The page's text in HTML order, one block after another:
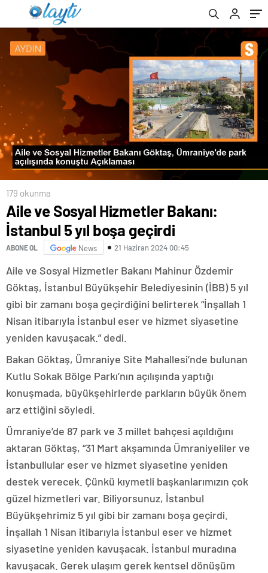
179 okunma
Aile ve Sosyal Hizmetler Bakanı:
İstanbul 5 yıl boşa geçirdi
ABONE OL News 21 Haziran 2024 00:45
Aile ve Sosyal Hizmetler Bakanı Mahinur Özdemir
Göktaş, İstanbul Büyükşehir Belediyesinin (İBB) 5 yıl
gibi bir zamanı boşa geçirdiğini belirterek “İnşallah 1
Nisan itibarıyla İstanbul eser ve hizmet siyasetine
yeniden kavuşacak.” dedi.
Bakan Göktaş, Ümraniye Site Mahallesi’nde bulunan
Kutlu Sokak Bölge Parkı’nın açılışında yaptığı
konuşmada, büyükşehirlerde parkların büyük önem
arz ettiğini söyledi.
Ümraniye’de 87 park ve 3 millet bahçesi açıldığını
aktaran Göktaş, “31 Mart akşamında Ümraniyeliler ve
İstanbullular eser ve hizmet siyasetine yeniden
destek verecek. Çünkü kıymetli başkanlarımızın çok
güzel hizmetleri var. Biliyorsunuz, İstanbul
Büyükşehrimiz 5 yıl gibi bir zamanı boşa geçirdi.
İnşallah 1 Nisan itibarıyla İstanbul eser ve hizmet
siyasetine yeniden kavuşacak. İstanbul muradına
kavuşacak. Gerek ulaşım gerek kentsel dönüşüm
kabul edilmedi